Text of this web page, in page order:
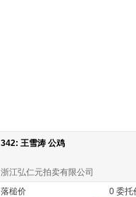
342: 王雪涛 公鸡
浙江弘仁元拍卖有限公司
落槌价
0 委托